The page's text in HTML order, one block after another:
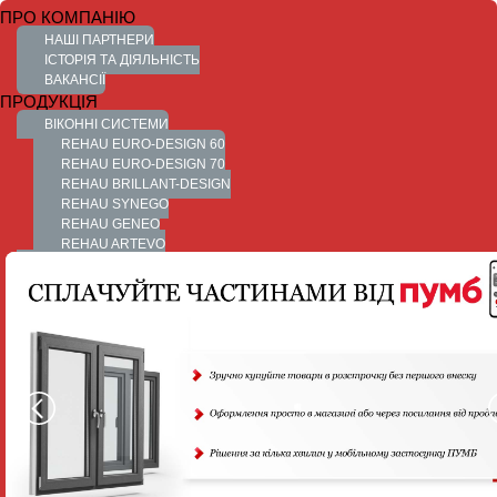
0 800 500 419
ПРО КОМПАНІЮ
НАШІ ПАРТНЕРИ
ІСТОРІЯ ТА ДІЯЛЬНІСТЬ
ВАКАНСІЇ
ПРОДУКЦІЯ
ВІКОННІ СИСТЕМИ
REHAU EURO-DESIGN 60
REHAU EURO-DESIGN 70
REHAU BRILLANT-DESIGN
REHAU SYNEGO
REHAU GENEO
REHAU ARTEVO
КАТАЛОГ ДВЕРЕЙ
REHAU EURO-DESIGN 60
REHAU SYNEGO
REHAU GENEO
РОЗСУВНІ СИСТЕМИ
ПАРАЛЕЛЬНО-ЗСУВНІ СИСТЕМИ
АВТОМАТИЧНІ СИСТЕМИ
РУЧНІ СИСТЕМИ
REHAU SYNEGO SLIDE